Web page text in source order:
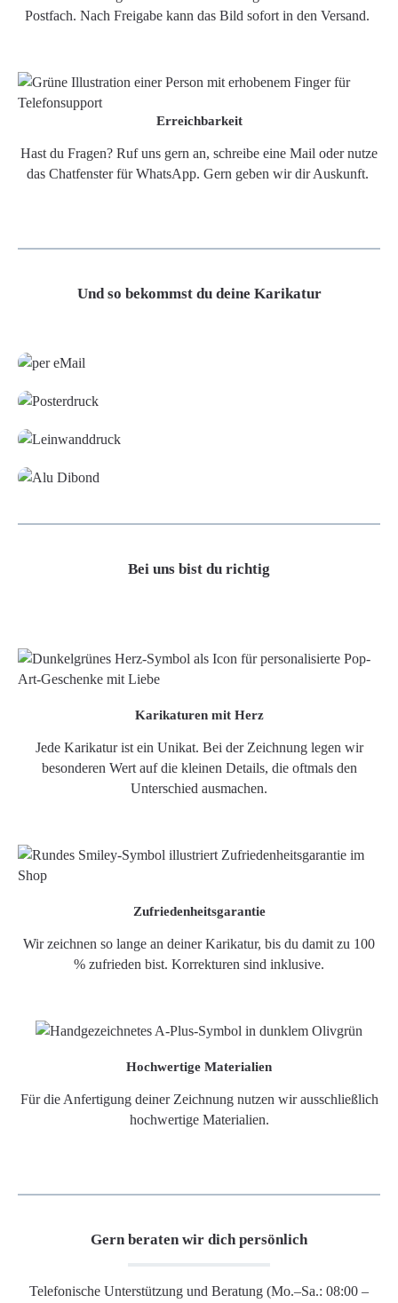
Postfach. Nach Freigabe kann das Bild sofort in den Versand.
Erreichbarkeit
Hast du Fragen? Ruf uns gern an, schreibe eine Mail oder nutze
das Chatfenster für WhatsApp. Gern geben wir dir Auskunft.
Und so bekommst du deine Karikatur
Bei uns bist du richtig
Karikaturen mit Herz
Jede Karikatur ist ein Unikat. Bei der Zeichnung legen wir
besonderen Wert auf die kleinen Details, die oftmals den
Unterschied ausmachen.
Zufriedenheitsgarantie
Wir zeichnen so lange an deiner Karikatur, bis du damit zu 100
% zufrieden bist. Korrekturen sind inklusive.
Hochwertige Materialien
Für die Anfertigung deiner Zeichnung nutzen wir ausschließlich
hochwertige Materialien.
Gern beraten wir dich persönlich
Telefonische Unterstützung und Beratung (Mo.–Sa.: 08:00 –